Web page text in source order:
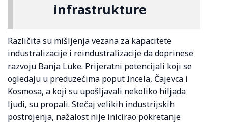
infrastrukture
Različita su mišljenja vezana za kapacitete
industralizacije i reindustralizacije da doprinese
razvoju Banja Luke. Prijeratni potencijali koji se
ogledaju u preduzećima poput Incela, Čajevca i
Kosmosa, a koji su upošljavali nekoliko hiljada
ljudi, su propali. Stečaj velikih industrijskih
postrojenja, nažalost nije inicirao pokretanje